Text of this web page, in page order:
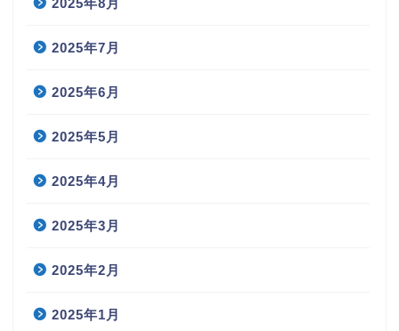
2025年8月
2025年7月
2025年6月
2025年5月
2025年4月
2025年3月
2025年2月
2025年1月